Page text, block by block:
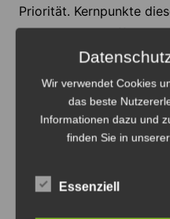
Priorität. Kernpunkte
Förderung des
einem Betrag von 4
bis 2026. Mit diesem
insgesamt bis zu 5000
werden, die
Gesundheitsämtern
für die Berufswahl
Wir verwendet Cookies
das beste
Informationen dazu und
finden Sie in
Essenziell